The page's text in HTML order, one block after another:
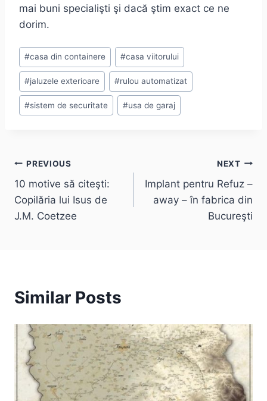
mai buni specialişti şi dacă ştim exact ce ne
dorim.
Post
Tags:
#casa din containere #casa viitorului
#jaluzele exterioare #rulou automatizat
#sistem de securitate #usa de garaj
Post
navigation
PREVIOUS
10 motive să citeşti:
Copilăria lui Isus de
J.M. Coetzee
NEXT
Implant pentru Refuz –
away – în fabrica din
Bucureşti
Similar Posts